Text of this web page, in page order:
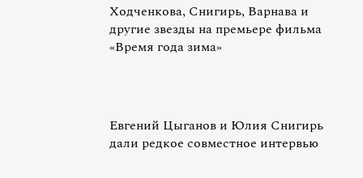
Ходченкова, Снигирь, Варнава и
другие звезды на премьере фильма
«Время года зима»
Евгений Цыганов и Юлия Снигирь
дали редкое совместное интервью